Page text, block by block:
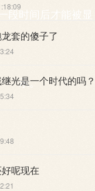
段时间后才能被显
示。
套的傻子了
光是一个时代的吗？
呢现在